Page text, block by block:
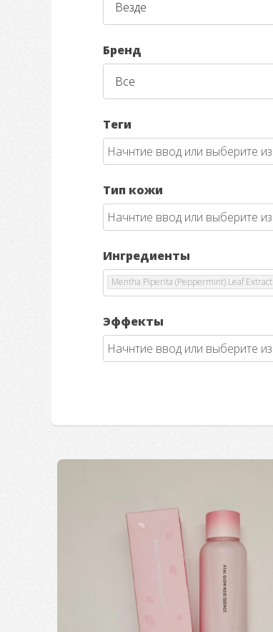
Бренд
Теги
Тип кожи
Ингредиенты
Mentha Piperita (Peppermint) Leaf Extract
Эффекты